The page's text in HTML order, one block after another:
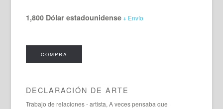
1,800 Dólar estadounidense + Envío
COMPRA
DECLARACIÓN DE ARTE
Trabajo de relaciones - artista, A veces pensaba que